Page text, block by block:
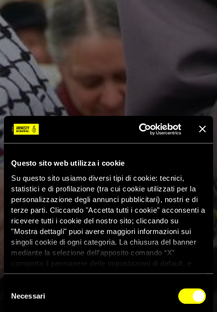
Questo sito web utilizza i cookie
Su questo sito usiamo diversi tipi di cookie: tecnici,
statistici e di profilazione (tra cui cookie utilizzati per la
personalizzazione degli annunci pubblicitari), nostri e di
terze parti. Cliccando "Accetta tutti i cookie" acconsenti a
ricevere tutti i cookie del nostro sito; cliccando su
"Mostra dettagli" puoi avere maggiori informazioni sui
singoli cookie di ogni categoria. La chiusura del banner
mediante la selezione dell'apposito comando “X”
comporta il permanere delle impostazioni di default, e
dunque la continuazione della navigazione con i cookie
dei cookie attivi sul sito clicca
delNecessari